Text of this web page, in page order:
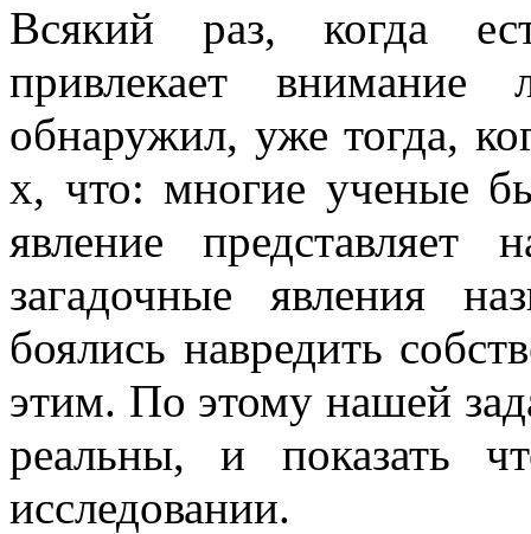
Всякий раз, когда
привлекает
обнаружил, уже тогда,
х, что: многие ученые
явление представляет
загадочные явления
боялись навредить
этим. По этому нашей
реальны, и показать
исследовании.